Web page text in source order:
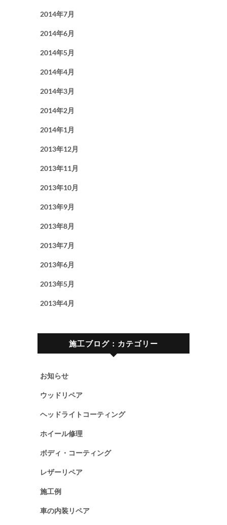
2014年7月
2014年6月
2014年5月
2014年4月
2014年3月
2014年2月
2014年1月
2013年12月
2013年11月
2013年10月
2013年9月
2013年8月
2013年7月
2013年6月
2013年5月
2013年4月
施工ブログ：カテゴリー
お知らせ
ウッドリペア
ヘッドライトコーティング
ホイール修理
ボディ・コーティング
レザーリペア
施工例
車の内装リペア